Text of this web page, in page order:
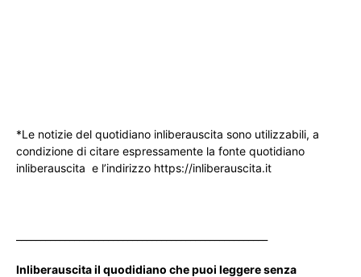
*Le notizie del quotidiano inliberauscita sono utilizzabili, a
condizione di citare espressamente la fonte quotidiano
inliberauscita e l’indirizzo https://inliberauscita.it
Inliberauscita il quodidiano che puoi leggere senza